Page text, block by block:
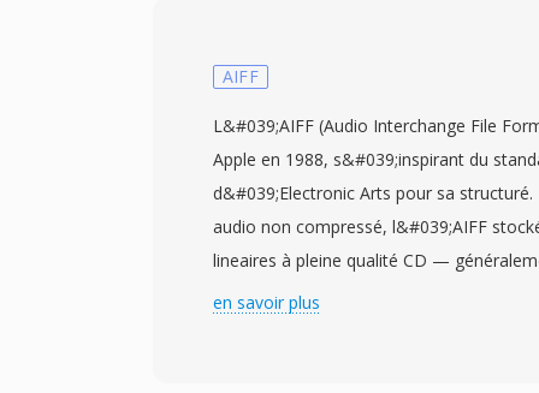
AIFF
L&#039;AIFF (Audio Interchange File
Apple en 1988, s&#039;inspirant du
d&#039;Electronic Arts pour sa
audio non compressé, l&#039;AIFF
lineaires à pleine qualité CD —
préservant chaque détail de
en savoir plus